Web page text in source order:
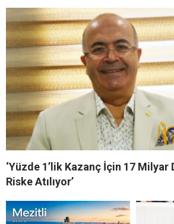
‘Yüzde 1’lik Kazanç İçin 17 Milyar
Riske Atılıyor’